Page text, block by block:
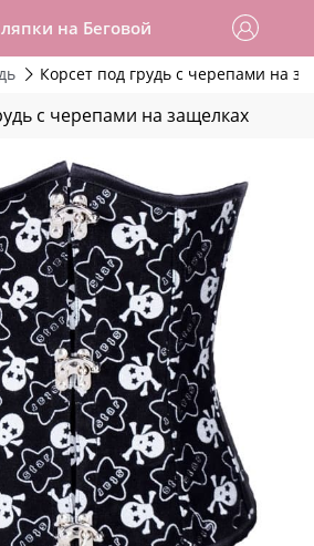
на Беговой
Корсет под грудь с черепами на
с черепами на защелках